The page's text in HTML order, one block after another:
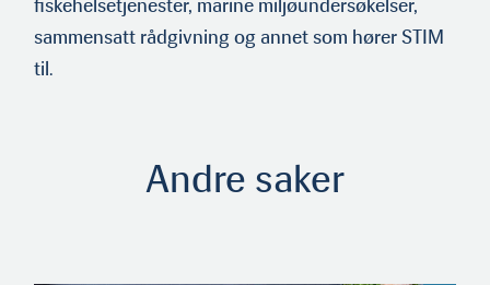
fiskehelsetjenester, marine miljøundersøkelser,
sammensatt rådgivning og annet som hører STIM
til.
Andre saker